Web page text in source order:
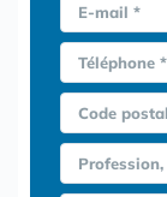
E-mail *
Téléphone *
Code